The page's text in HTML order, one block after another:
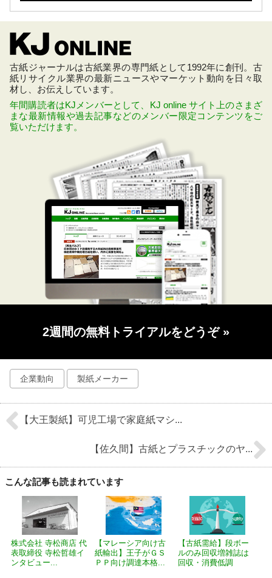
古紙ジャーナルは古紙業界の専門紙として1992年に創刊。古
紙リサイクル業界の最新ニュースやマーケット動向を日々取
材し、お伝えしています。
年間購読者はKJメンバーとして、KJ online サイト上のさまざ
まな最新情報や過去記事などのメンバー限定コンテンツをご
覧いただけます。
2週間の無料トライアルをどうぞ »
企業動向 製紙メーカー
【大王製紙】可児工場で家庭紙マシ...
【佐久間】古紙とプラスチックのヤ...
こんな記事も読まれています
株式会社 寺松商店 代
表取締役 寺松哲雄イ
ンタビュー...
【マレーシア向け古
紙輸出】王子がＧＳ
ＰＰ向け調達本格...
【古紙需給】段ボー
ルのみ回収増雑誌は
回収・消費低調